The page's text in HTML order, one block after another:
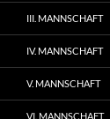
III. MANNSCHAFT
IV. MANNSCHAFT
V. MANNSCHAFT
VI. MANNSCHAFT